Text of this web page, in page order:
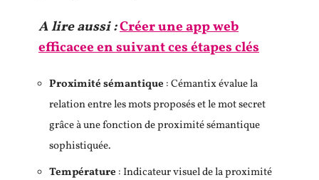
A lire aussi :Créer une app web
efficacee en suivant ces étapes clés
Proximité sémantique : Cémantix évalue la
relation entre les mots proposés et le mot secret
grâce à une fonction de proximité sémantique
sophistiquée.
Température : Indicateur visuel de la proximité